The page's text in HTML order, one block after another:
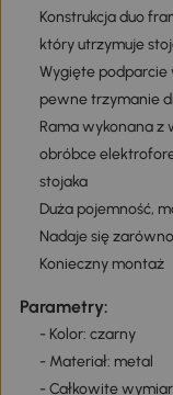
Konstrukcja duo
który utrzymuje
Wygięte
pewne trzymanie
Rama wykonana
obróbce
stojaka
Duża pojemność,
Nadaje się
Konieczny montaż
Parametry:
- Kolor: czarny
- Materiał: metal
- Całkowite